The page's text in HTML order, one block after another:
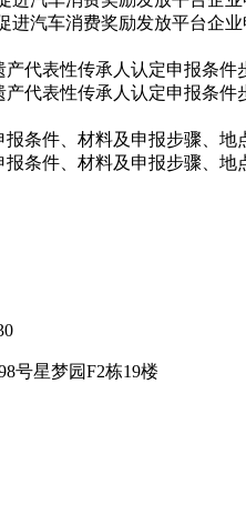
进汽车消费奖励发放平台企
代表性传承人认定申报条件
代表性传承人认定申报条件
条件、材料及申报步骤、地
条件、材料及申报步骤、地
号星梦园F2栋19楼